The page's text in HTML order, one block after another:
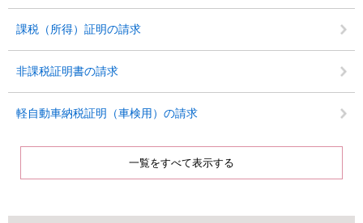
課税（所得）証明の請求
非課税証明書の請求
軽自動車納税証明（車検用）の請求
一覧をすべて表示する